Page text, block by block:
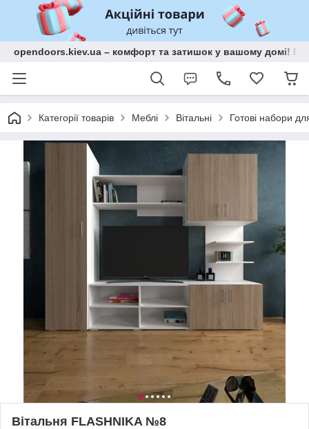
opendoors.kiev.ua – комфорт та затишок у вашому домі!
Категорії товарів Меблі Вітальні Готові набори
Вітальня FLASHNIKA №8